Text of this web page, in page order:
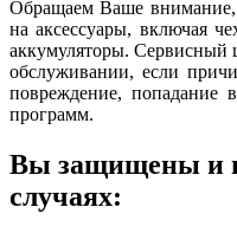
Обращаем Ваше внимание,
на аксессуары, включая
аккумуляторы. Сервисный
обслуживании, если
повреждение, попадание
программ.
Вы защищены и
случаях: